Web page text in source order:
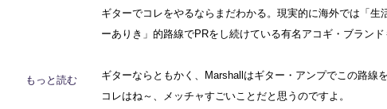
もっと読む
ギターでコレをやるならまだわかる。現実的に海外では「生
ーありき」的路線でPRをし続けている有名アコギ・ブランド
ギターならともかく、Marshallはギター・アンプでこの路線を
コレはね～、メッチャすごいことだと思うのですよ。